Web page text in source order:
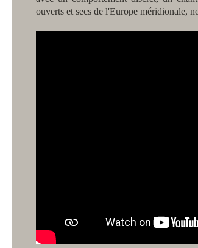
ouverts et secs de l'Europe méridionale,